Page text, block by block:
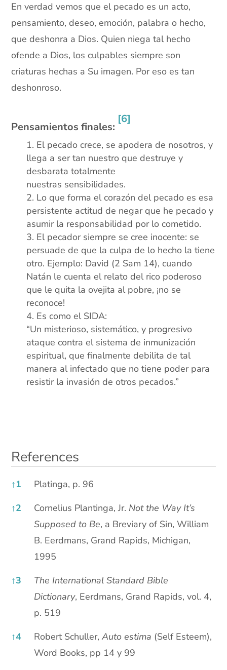
En verdad vemos que el pecado es un acto,
pensamiento, deseo, emoción, palabra o hecho,
que deshonra a Dios. Quien niega tal hecho
ofende a Dios, los culpables siempre son
criaturas hechas a Su imagen. Por eso es tan
deshonroso.
Pensamientos finales:
[6]
El pecado crece, se apodera de nosotros, y
llega a ser tan nuestro que destruye y
desbarata totalmente
nuestras sensibilidades.
Lo que forma el corazón del pecado es esa
persistente actitud de negar que he pecado y
asumir la responsabilidad por lo cometido.
El pecador siempre se cree inocente: se
persuade de que la culpa de lo hecho la tiene
otro. Ejemplo: David (2 Sam 14), cuando
Natán le cuenta el relato del rico poderoso
que le quita la ovejita al pobre, ¡no se
reconoce!
Es como el SIDA:
“Un misterioso, sistemático, y progresivo
ataque contra el sistema de inmunización
espiritual, que finalmente debilita de tal
manera al infectado que no tiene poder para
resistir la invasión de otros pecados.”
References
References
↑1
Platinga, p. 96
↑2 Cornelius Plantinga, Jr. Not the Way It’s
Supposed to Be, a Breviary of Sin, William
B. Eerdmans, Grand Rapids, Michigan,
1995
↑3
The International Standard Bible
Dictionary, Eerdmans, Grand Rapids, vol. 4,
p. 519
↑4 Robert Schuller,Auto estima (Self Esteem),
Word Books, pp 14 y 99